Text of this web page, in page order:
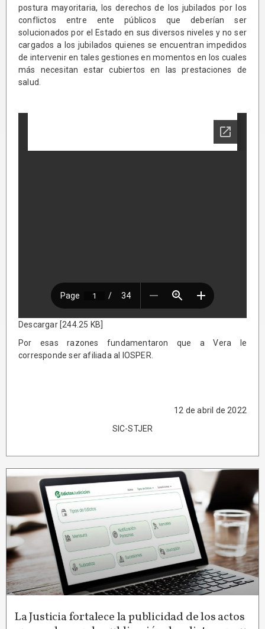
postura mayoritaria, los derechos de los jubilados por los
conflictos entre ente públicos que deberían ser
solucionados por el Estado en sus diversos niveles y no ser
cargados a los jubilados quienes se encuentran impedidos
de intervenir en tales gestiones en momentos en los cuales
más necesitan estar cubiertos en las prestaciones de
salud.
Descargar [244.25 KB]
Por esas razones fundamentaron que a Vera le
corresponde ser afiliada al IOSPER.
12 de abril de 2022
SIC-STJER
La Justicia fortalece la publicidad de los actos